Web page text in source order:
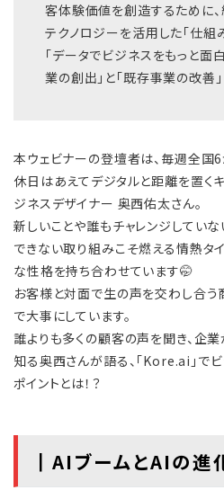
客体験価値を創造するために
テクノロジーを活用した「仕組み
「データでビジネスをもっと面
業の創出」と「既存事業の改善
本ウェビナーの登壇者は、毎週全国
休日はあえてデジタルと距離を置く
ジネスデザイナー 奥西佑太さん。
新しいことや誰もチャレンジしてい
できない取り組みこそ燃える情熱タ
な性格を持ち合わせています🤭
お客様と対面で生の声を交わし合
で大事にしています。
誰よりも多くの顧客の声を聞き、企
知る奥西さんが語る、「Kore.ai」で
ポイントとは！？
┃AIブームとAIの進